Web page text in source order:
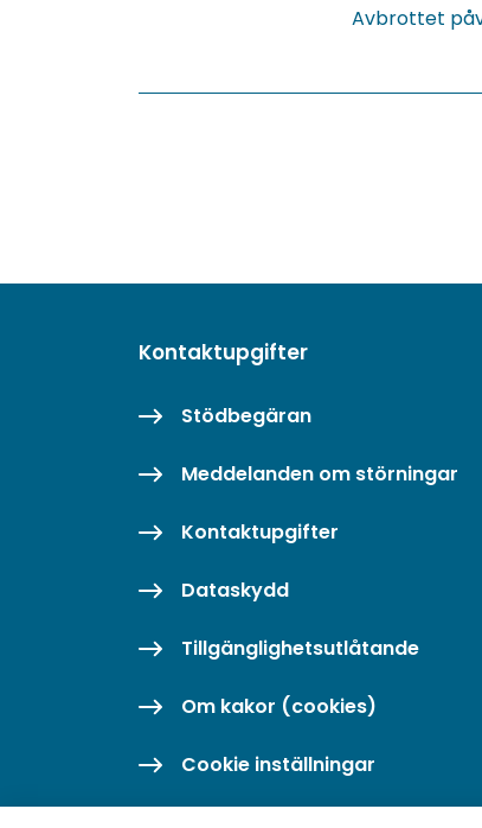
Avbrottet
Kontaktupgifter
Stödbegäran
Meddelanden om störningar
Kontaktupgifter
Dataskydd
Tillgänglighetsutlåtande
Om kakor (cookies)
Cookie inställningar